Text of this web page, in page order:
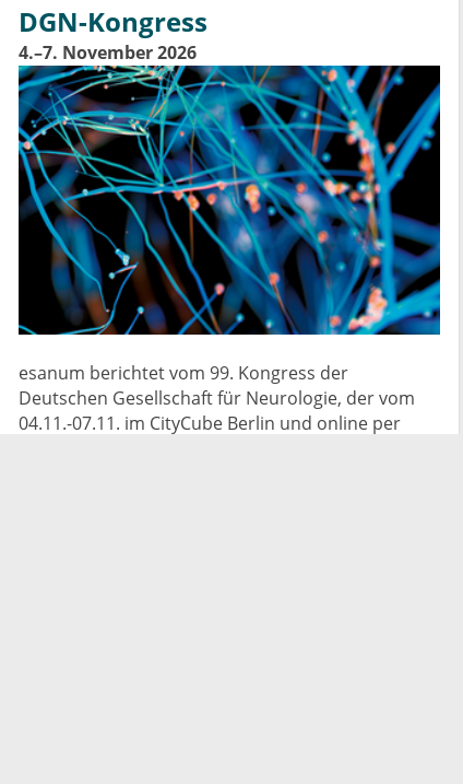
DGN-Kongress
4.–7. November 2026
esanum berichtet vom 99. Kongress der
Deutschen Gesellschaft für Neurologie, der vom
04.11.-07.11. im CityCube Berlin und online per